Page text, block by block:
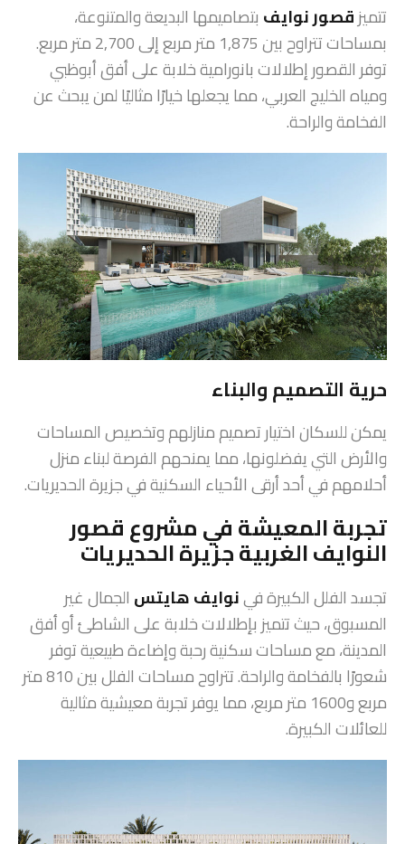
تتميزقصور نوايف بتصاميمها البديعة والمتنوعة،
بمساحات تتراوح بين 1,875 متر مربع إلى 2,700 متر مربع.
توفر القصور إطلالات بانورامية خلابة على أفق أبوظبي
ومياه الخليج العربي، مما يجعلها خيارًا مثاليًا لمن يبحث عن
الفخامة والراحة.
حرية التصميم والبناء
يمكن للسكان اختيار تصميم منازلهم وتخصيص المساحات
والأرض التي يفضلونها، مما يمنحهم الفرصة لبناء منزل
أحلامهم في أحد أرقى الأحياء السكنية في جزيرة الحديريات.
تجربة المعيشة في مشروع قصور
النوايف الغربية جزيرة الحديريات
تجسد الفلل الكبيرة فينوايف هايتس الجمال غير
المسبوق، حيث تتميز بإطلالات خلابة على الشاطئ أو أفق
المدينة، مع مساحات سكنية رحبة وإضاءة طبيعية توفر
شعورًا بالفخامة والراحة. تتراوح مساحات الفلل بين 810 متر
مربع و1600 متر مربع، مما يوفر تجربة معيشية مثالية
للعائلات الكبيرة.